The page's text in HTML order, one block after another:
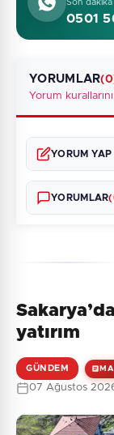
Son
0501
YORUMLAR
Yorum
YORUM YAP
YORUMLAR
Henüz
yatırım
GÜNDEM
07 Ağustos